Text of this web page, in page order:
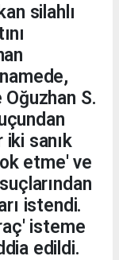
silahlı
S.
sanık
etme' ve
istendi.
isteme
edildi.